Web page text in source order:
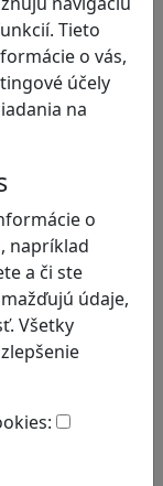
Tieto
o vás,
účely
na
o
napríklad
a či ste
údaje,
Všetky
v
imunite
akčná…